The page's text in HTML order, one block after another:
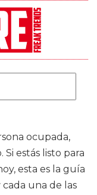
ocupada,
estás listo para
esta es la guía
una de las